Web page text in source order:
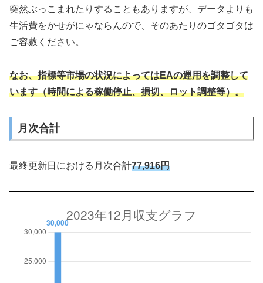
突然ぶっこまれたりすることもありますが、データよりも
生活費をかせがにゃならんので、そのあたりのゴタゴタは
ご容赦ください。
なお、指標等市場の状況によってはEAの運用を調整して
います（時間による稼働停止、損切、ロット調整等）。
月次合計
最終更新日における月次合計77,916円